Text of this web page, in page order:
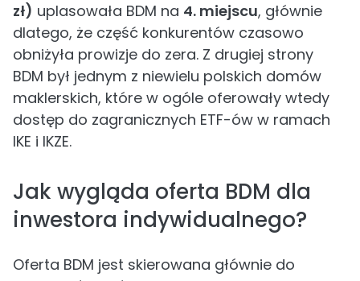
zł) uplasowała BDM na 4. miejscu, głównie
dlatego, że część konkurentów czasowo
obniżyła prowizje do zera. Z drugiej strony
BDM był jednym z niewielu polskich domów
maklerskich, które w ogóle oferowały wtedy
dostęp do zagranicznych ETF-ów w ramach
IKE i IKZE.
Jak wygląda oferta BDM dla
inwestora indywidualnego?
Oferta BDM jest skierowana głównie do